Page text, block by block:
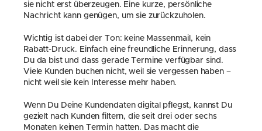
sie nicht erst überzeugen. Eine kurze, persönliche
Nachricht kann genügen, um sie zurückzuholen.
Wichtig ist dabei der Ton: keine Massenmail, kein
Rabatt-Druck. Einfach eine freundliche Erinnerung, dass
Du da bist und dass gerade Termine verfügbar sind.
Viele Kunden buchen nicht, weil sie vergessen haben –
nicht weil sie kein Interesse mehr haben.
Wenn Du Deine Kundendaten digital pflegst, kannst Du
gezielt nach Kunden filtern, die seit drei oder sechs
Monaten keinen Termin hatten. Das macht die